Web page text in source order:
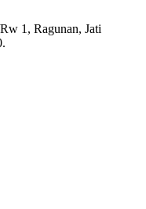
1, Ragunan, Jati